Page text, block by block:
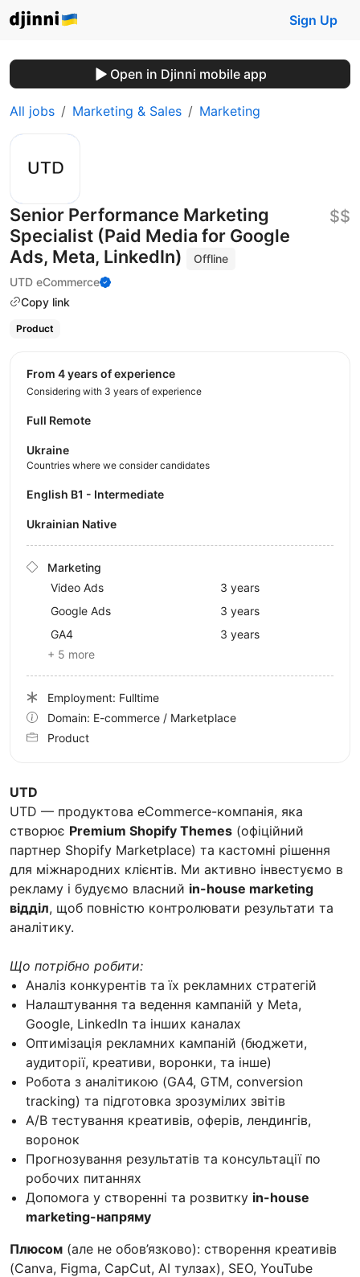
Sign Up
Open in Djinni mobile app
All jobs Marketing & Sales Marketing
Senior Performance Marketing
Specialist (Paid Media for Google
Ads, Meta, LinkedIn)
Offline
UTD eCommerce
Copy link
$$
Product
UTD
UTD — продуктова eCommerce-компанія, яка
створює Premium Shopify Themes (офіційний
партнер Shopify Marketplace) та кастомні рішення
для міжнародних клієнтів. Ми активно інвестуємо в
рекламу і будуємо власний in-house marketing
відділ, щоб повністю контролювати результати та
аналітику.
Що потрібно робити:
Аналіз конкурентів та їх рекламних стратегій
Налаштування та ведення кампаній у Meta,
Google, LinkedIn та інших каналах
Оптимізація рекламних кампаній (бюджети,
аудиторії, креативи, воронки, та інше)
Робота з аналітикою (GA4, GTM, conversion
tracking) та підготовка зрозумілих звітів
A/B тестування креативів, оферів, лендингів,
воронок
Прогнозування результатів та консультації по
робочих питаннях
Допомога у створенні та розвитку in-house
marketing-напряму
Плюсом (але не обов’язково): створення креативів
(Canva, Figma, CapCut, AI тулзах), SEO, YouTube
from 4 years of experience
Considering with 3 years of experience
Full Remote
Ukraine
Countries where we consider candidates
English B1 - Intermediate
Ukrainian Native
Marketing
Video Ads
3 years
Google Ads
3 years
GA4
3 years
+ 5 more
Employment: Fulltime
Domain: E-commerce / Marketplace
Product